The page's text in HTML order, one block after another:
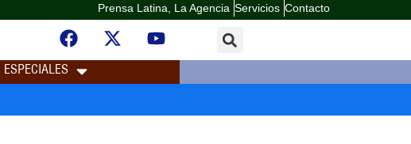
Prensa Latina, La Agencia Servicios Contacto
ESPECIALES